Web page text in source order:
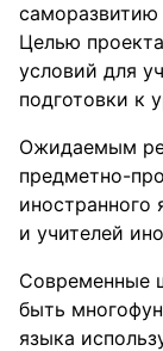
Целью
условий для
подготовки к
Ожидаемым
предметно-
и учителей
Современные
быть
языка